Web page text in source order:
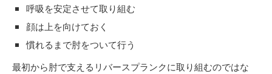
呼吸を安定させて取り組む
顔は上を向けておく
慣れるまで肘をついて行う
最初から肘で支えるリバースプランクに取り組むのではな